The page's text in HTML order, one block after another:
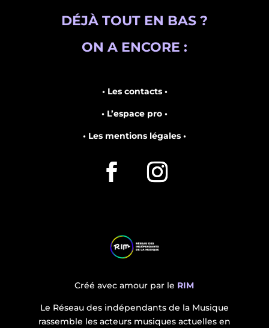
DÉJÀ TOUT EN BAS ?
ON A ENCORE :
• Les contacts •
• L’espace pro •
• Les mentions légales •
Créé avec amour par le RIM
Le Réseau des indépendants de la Musique
rassemble les acteurs musiques actuelles en